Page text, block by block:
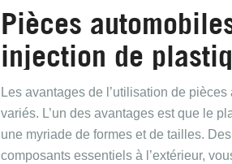
Pièces
injection de
Les avantages de l’utilisation de
variés. L’un des avantages est que le
une myriade de formes et de tailles.
composants essentiels à l’extérieur,